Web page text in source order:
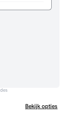
Bekijk opties